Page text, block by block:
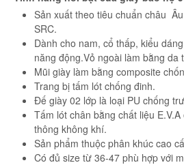
Sản xuất theo tiêu chuẩn châu
SRC.
Dành cho nam, cổ thấp, kiểu
năng động.Vỏ ngoài làm bằng da
Mũi giày làm bằng composite
Trang bị tấm lót chống đinh.
Đế giày 02 lớp là loại PU chống
Tấm lót chân bằng chất liệu
thông không khí.
Sản phẩm thuộc phân khúc cao
Có đủ size từ 36-47 phù hợp với